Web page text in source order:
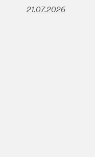
21.07.2026